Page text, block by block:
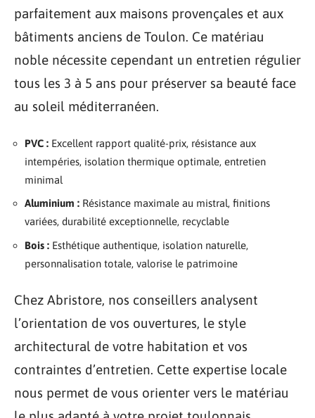
parfaitement aux maisons provençales et aux
bâtiments anciens de Toulon. Ce matériau
noble nécessite cependant un entretien régulier
tous les 3 à 5 ans pour préserver sa beauté face
au soleil méditerranéen.
PVC : Excellent rapport qualité-prix, résistance aux
intempéries, isolation thermique optimale, entretien
minimal
Aluminium : Résistance maximale au mistral, finitions
variées, durabilité exceptionnelle, recyclable
Bois : Esthétique authentique, isolation naturelle,
personnalisation totale, valorise le patrimoine
Chez Abristore, nos conseillers analysent
l’orientation de vos ouvertures, le style
architectural de votre habitation et vos
contraintes d’entretien. Cette expertise locale
nous permet de vous orienter vers le matériau